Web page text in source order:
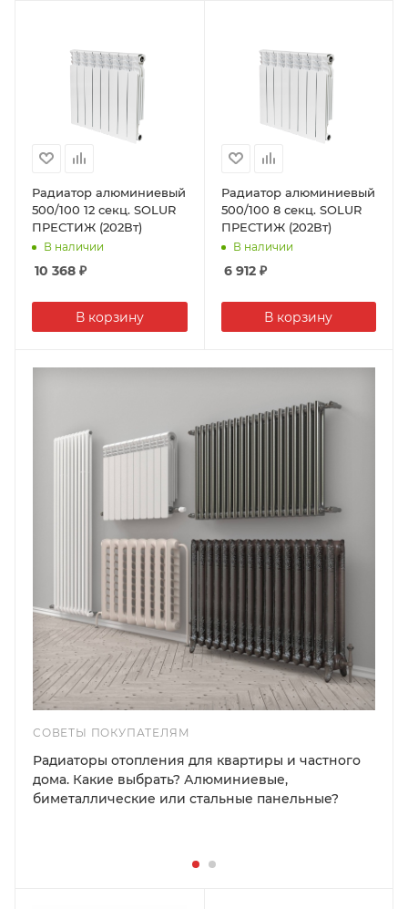
Радиатор алюминиевый
500/100 12 секц. SOLUR
ПРЕСТИЖ (202Вт)
В наличии
10 368 ₽
В корзину
Радиатор алюминиевый
500/100 8 секц. SOLUR
ПРЕСТИЖ (202Вт)
В наличии
6 912₽
В корзину
СОВЕТЫ ПОКУПАТЕЛЯМ
Радиаторы отопления для квартиры и частного
дома. Какие выбрать? Алюминиевые,
биметаллические или стальные панельные?